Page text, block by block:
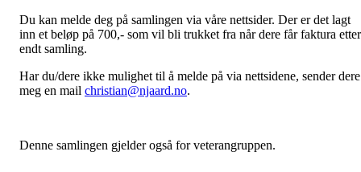
Du kan melde deg på samlingen via våre nettsider. Der er det lagt
inn et beløp på 700,- som vil bli trukket fra når dere får faktura etter
endt samling.
Har du/dere ikke mulighet til å melde på via nettsidene, sender dere
meg en mail christian@njaard.no.
Denne samlingen gjelder også for veterangruppen.